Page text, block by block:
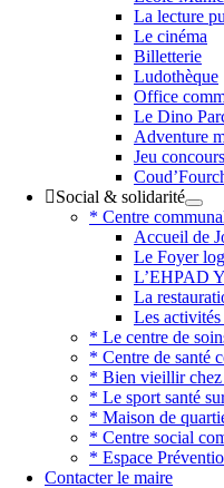
La lecture
Le cinéma
Billetterie
Ludothèque
Office
Le Dino
Adventure
Jeu concours
Social & solidarité
* Centre
Accueil de
Le Foyer
L’EHPAD
La
Les activités
* Le centre de
* Centre de santé
* Bien vieillir chez
* Le sport santé
* Maison de
* Centre social
* Espace
Contacter le maire